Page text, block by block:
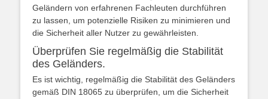
Geländern von erfahrenen Fachleuten durchführen
zu lassen, um potenzielle Risiken zu minimieren und
die Sicherheit aller Nutzer zu gewährleisten.
Überprüfen Sie regelmäßig die Stabilität
des Geländers.
Es ist wichtig, regelmäßig die Stabilität des Geländers
gemäß DIN 18065 zu überprüfen, um die Sicherheit